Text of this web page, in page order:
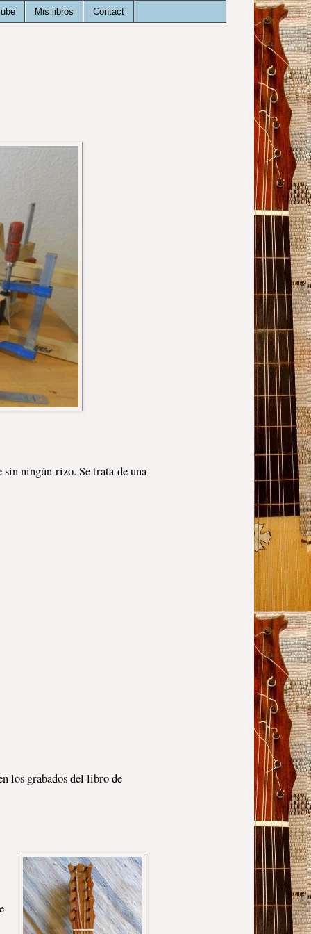
Mis libros Contact
sin ningún rizo. Se trata de una
los grabados del libro de